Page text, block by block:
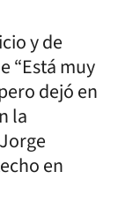
y de
“Está muy
dejó en
la
en